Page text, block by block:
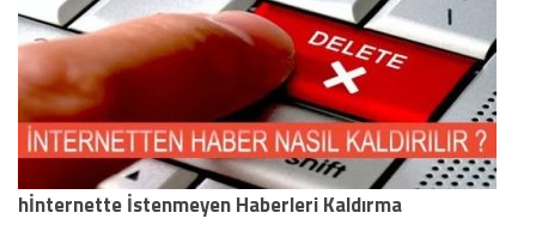
hİnternette İstenmeyen Haberleri Kaldırma